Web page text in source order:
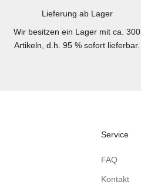
Lieferung ab Lager
Wir besitzen ein Lager mit ca. 300
Artikeln, d.h. 95 % sofort lieferbar.
Service
FAQ
Kontakt